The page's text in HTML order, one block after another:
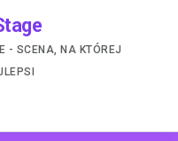
- SCENA, NA KTÓREJ